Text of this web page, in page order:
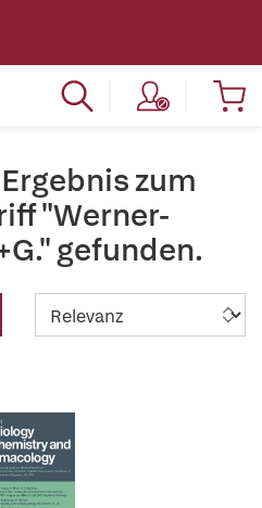
zum
"Werner-
gefunden.